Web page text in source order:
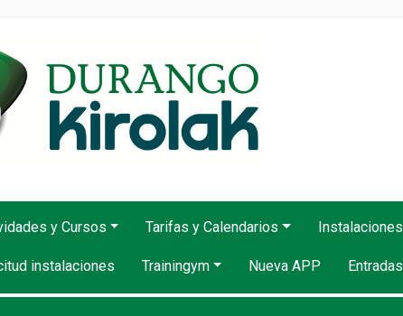
y Cursos Tarifas y Calendarios Instalaciones
instalaciones Trainingym Nueva APP Entradas